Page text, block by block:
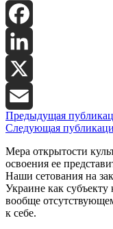
Facebook
LinkedIn
X
Email
Предыдущая
Следующая
Мера открытости
освоения ее
Наши сетования на
Украине как субъекту
вообще
к себе.